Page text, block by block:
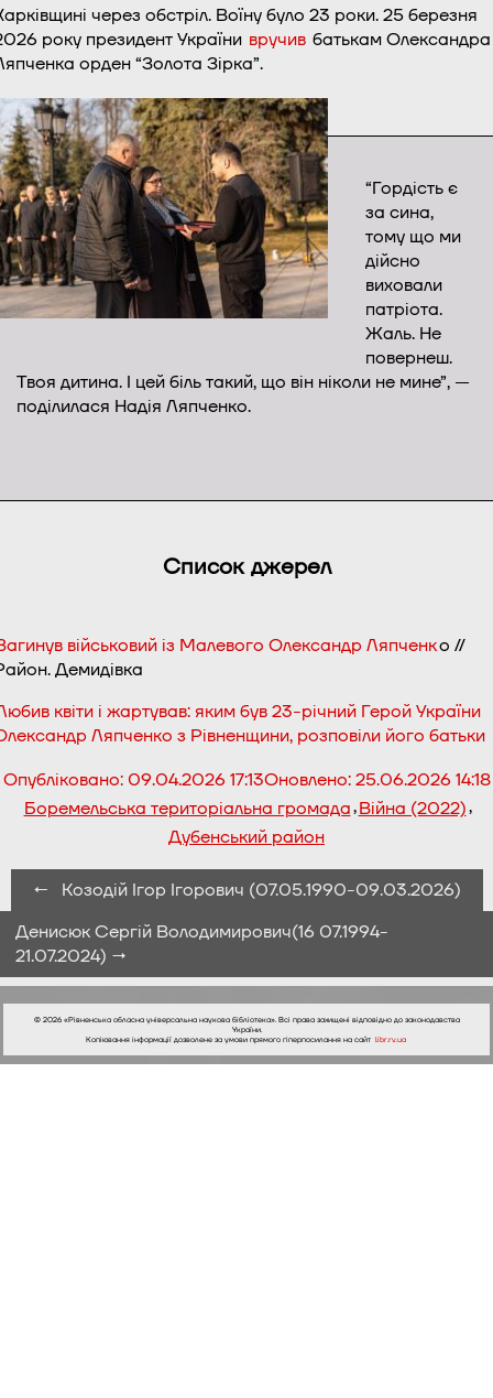
через обстріл. Воїну було 23 роки. 25 березня
року президент України вручив батькам Олександра
орден “Золота Зірка”.
“Гордість є
за сина,
тому що ми
дійсно
виховали
патріота.
Жаль. Не
повернеш.
Твоя дитина. І цей біль такий, що він ніколи не мине”, —
поділилася Надія Ляпченко.
Список джерел
військовий із Малевого Олександр Ляпченко //
Демидівка
квіти і жартував: яким був 23-річний Герой України
Ляпченко з Рівненщини, розповіли його батьки
Опубліковано:09.04.2026 17:13Оновлено:25.06.2026 14:18
Боремельська територіальна громада,Війна (2022),
Дубенський район
← Козодій Ігор Ігорович (07.05.1990-09.03.2026)
Денисюк Сергій Володимирович(16 07.1994-
21.07.2024) →
© 2026 «Рівненська обласна універсальна наукова бібліотека». Всі права захищені відповідно до законодавства
України.
Копіювання інформації дозволене за умови прямого гіперпосилання на сайт libr.rv.ua